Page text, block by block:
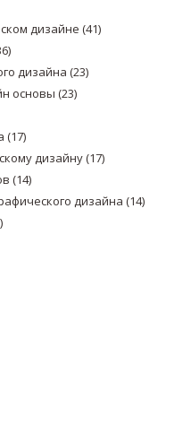
дизайне (41)
дизайна (23)
основы (23)
(17)
дизайну(17)
(14)
дизайна (14)